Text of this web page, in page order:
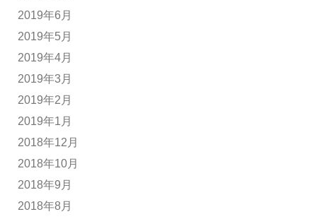
2019年6月
2019年5月
2019年4月
2019年3月
2019年2月
2019年1月
2018年12月
2018年10月
2018年9月
2018年8月